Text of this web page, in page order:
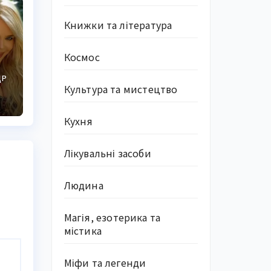
Книжки та література
Космос
Культура та мистецтво
Кухня
Лікувальні засоби
Людина
Магія, езотерика та
містика
Міфи та легенди